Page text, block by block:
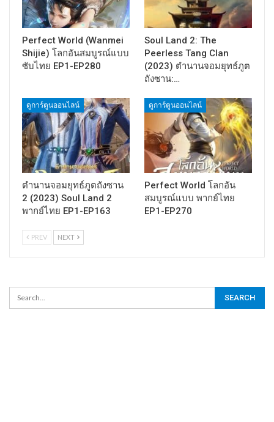
Perfect World (Wanmei
Shijie) โลกอันสมบูรณ์แบบ
ซับไทย EP1-EP280
Soul Land 2: The
Peerless Tang Clan
(2023) ตำนานจอมยุทธ์ภูต
ถังซาน:…
ดูการ์ตูนออนไลน์
ตำนานจอมยุทธ์ภูตถังซาน
2 (2023) Soul Land 2
พากย์ไทย EP1-EP163
ดูการ์ตูนออนไลน์
Perfect World โลกอัน
สมบูรณ์แบบ พากย์ไทย
EP1-EP270
PREV NEXT